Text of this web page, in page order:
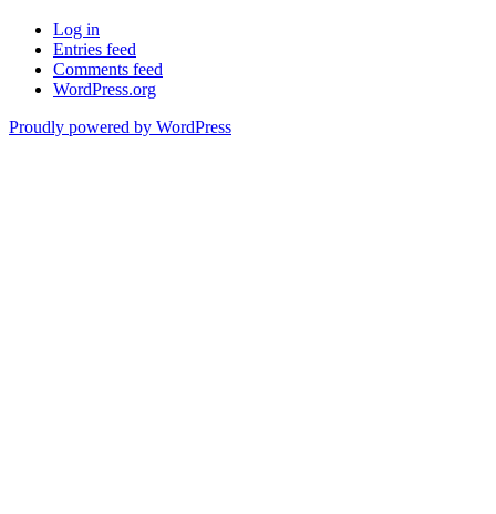
Log in
Entries feed
Comments feed
WordPress.org
Proudly powered by WordPress